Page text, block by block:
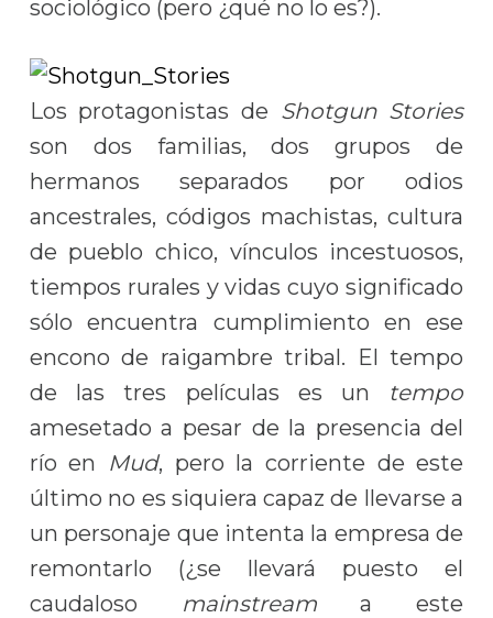
sociológico (pero ¿qué no lo es?).
Los protagonistas de Shotgun Stories
son dos familias, dos grupos de
hermanos separados por odios
ancestrales, códigos machistas, cultura
de pueblo chico, vínculos incestuosos,
tiempos rurales y vidas cuyo significado
sólo encuentra cumplimiento en ese
encono de raigambre tribal. El tempo
de las tres películas es un tempo
amesetado a pesar de la presencia del
río en Mud, pero la corriente de este
último no es siquiera capaz de llevarse a
un personaje que intenta la empresa de
remontarlo (¿se llevará puesto el
caudaloso mainstreama este